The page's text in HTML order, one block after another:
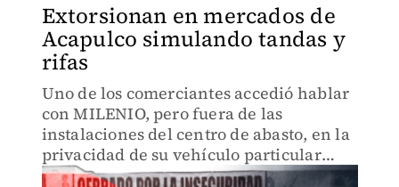
Extorsionan en mercados de
Acapulco simulando tandas y
rifas
Uno de los comerciantes accedió hablar
con MILENIO, pero fuera de las
instalaciones del centro de abasto, en la
privacidad de su vehículo particular
narró todo.